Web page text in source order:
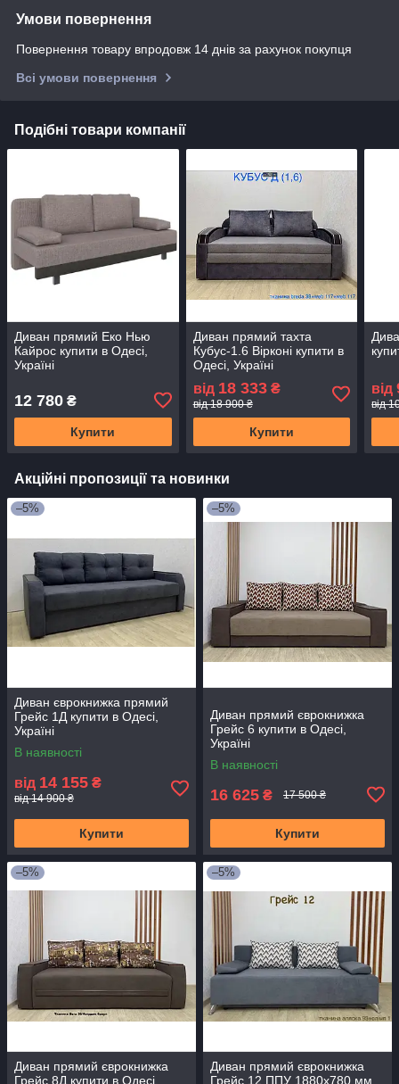
Умови повернення
Повернення товару впродовж 14 днів за рахунок покупця
Всі умови повернення
Подібні товари компанії
Диван прямий Еко Нью
Кайрос купити в Одесі,
Україні
12 780 ₴
Купити
Диван прямий тахта
Кубус-1.6 Вірконі купити в
Одесі, Україні
від 18 333₴
від 18 900 ₴
Купити
від
від
Акційні пропозиції та новинки
–5%
Диван єврокнижка прямий
Грейс 1Д купити в Одесі,
Україні
В наявності
від 14 155 ₴
від 14 900 ₴
Купити
–5%
Диван прямий єврокнижка
Грейс 6 купити в Одесі,
Україні
В наявності
16 625 ₴ 17 500 ₴
Купити
–5%
Диван прямий єврокнижка
Грейс 8Д купити в Одесі,
–5%
Диван прямий єврокнижка
Грейс 12 ППУ 1880х780 мм